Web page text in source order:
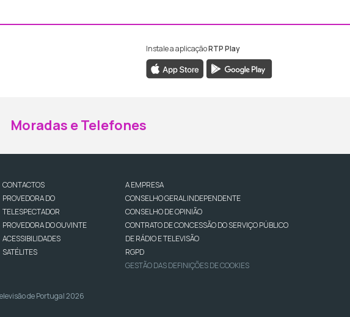
ao Facebook da RTP Madeira
ao Instagram da RTP Madeira
Instale a aplicaçãoRTP Play
Moradas e Telefones
CONTACTOS
PROVEDORA DO
TELESPECTADOR
PROVEDORA DO OUVINTE
ACESSIBILIDADES
SATÉLITES
A EMPRESA
CONSELHO GERAL INDEPENDENTE
CONSELHO DE OPINIÃO
CONTRATO DE CONCESSÃO DO SERVIÇO PÚBLICO
DE RÁDIO E TELEVISÃO
RGPD
GESTÃO DAS DEFINIÇÕES DE COOKIES
de Portugal 2026